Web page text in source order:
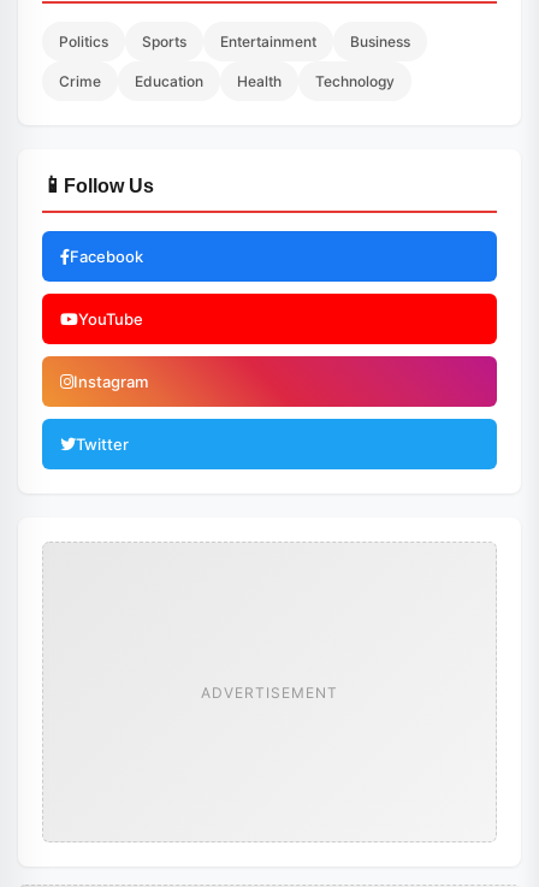
Politics Sports Entertainment Business
Crime Education Health Technology
📱 Follow Us
Facebook
YouTube
Instagram
Twitter
ADVERTISEMENT